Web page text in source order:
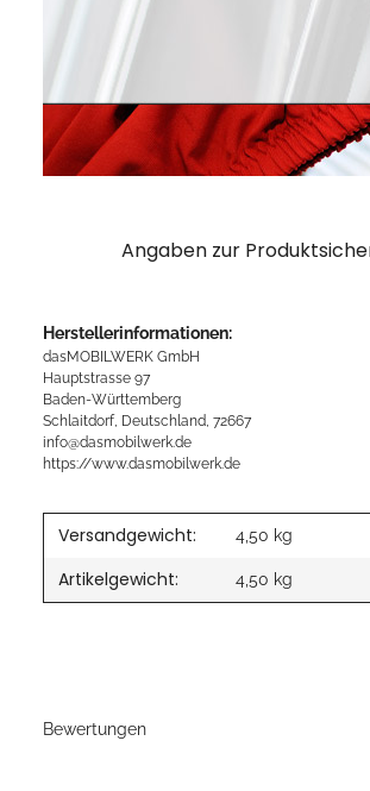
Angaben zur
Herstellerinformationen:
dasMOBILWERK GmbH
Hauptstrasse 97
Baden-Württemberg
Schlaitdorf, Deutschland, 72667
info@dasmobilwerk.de
https://www.dasmobilwerk.de
Versandgewicht: 4,50 kg
Artikelgewicht: 4,50 kg
Bewertungen